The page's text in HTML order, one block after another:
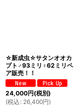
☆新成虫☆サタンオオカ
ブト♂93ミリ♀62ミリペ
ア販売！！
24,000円(税別)
(税込 : 26,400円)